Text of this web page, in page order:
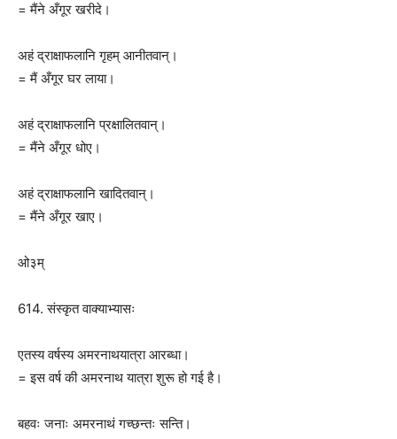
= मैंने अँगूर खरीदे।
अहं द्राक्षाफलानि गृहम् आनीतवान्।
= मैं अँगूर घर लाया।
अहं द्राक्षाफलानि प्रक्षालितवान्।
= मैंने अँगूर धोए।
अहं द्राक्षाफलानि खादितवान्।
= मैंने अँगूर खाए।
ओ३म्
614. संस्कृत वाक्याभ्यासः
एतस्य वर्षस्य अमरनाथयात्रा आरब्धा।
= इस वर्ष की अमरनाथ यात्रा शुरू हो गई है।
बहवः जनाः अमरनाथं गच्छन्तः सन्ति।